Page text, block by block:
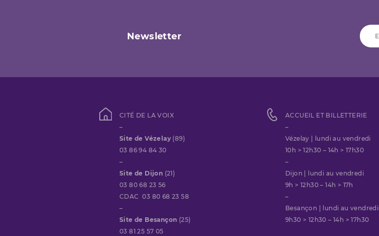
Newsletter
CITÉ DE LA VOIX
–
Site de Vézelay (89)
03 86 94 84 30
–
Site de Dijon (21)
03 80 68 23 56
CDAC 03 80 68 23 58
–
Site de Besançon (25)
03 81 25 57 05
ACCUEIL ET BILLETTERIE
–
Vézelay | lundi au vendredi
10h > 12h30 – 14h > 17h30
–
Dijon | lundi au vendredi
9h > 12h30 – 14h > 17h
–
Besançon | lundi au vendredi
9h30 > 12h30 – 14h > 17h30